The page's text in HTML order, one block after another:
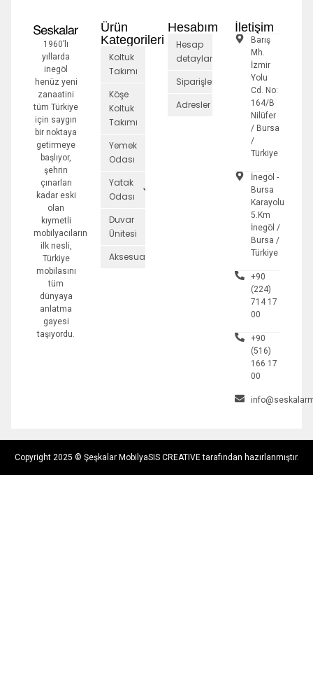
1960’lı
yıllarda
inegöl
henüz yeni
zanaatini
tüm Türkiye
için saygın
bir noktaya
getirmeye
başlıyor,
şehrin
çınarları
kadar eski
olan
kıymetli
mobilyacıların
ilk nesli,
Türkiye
mobilasını
tüm
dünyaya
anlatma
gayesi
taşıyordu.
Ürün
Kategorileri
Koltuk
Takımı
Köşe
Koltuk
Takımı
Yemek
Odası
Yatak
Odası
Duvar
Ünitesi
Aksesuarlar
Hesabım
Hesap
detayları
Siparişler
Adresler
İletişim
Barış
Mh.
İzmir
Yolu
Cd. No:
164/B
Nilüfer
/ Bursa
/
Türkiye
İnegöl -
Bursa
Karayolu
5.Km
İnegöl /
Bursa /
Türkiye
+90
(224)
714 17
00
+90
(516)
166 17
00
Copyright 2025 © Şeşkalar MobilyaSIS CREATIVE tarafından hazırlanmıştır.